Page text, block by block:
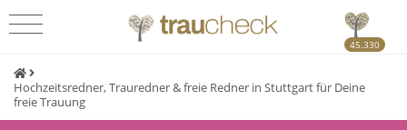
45.330
Hochzeitsredner, Trauredner & freie Redner in Stuttgart für Deine
freie Trauung